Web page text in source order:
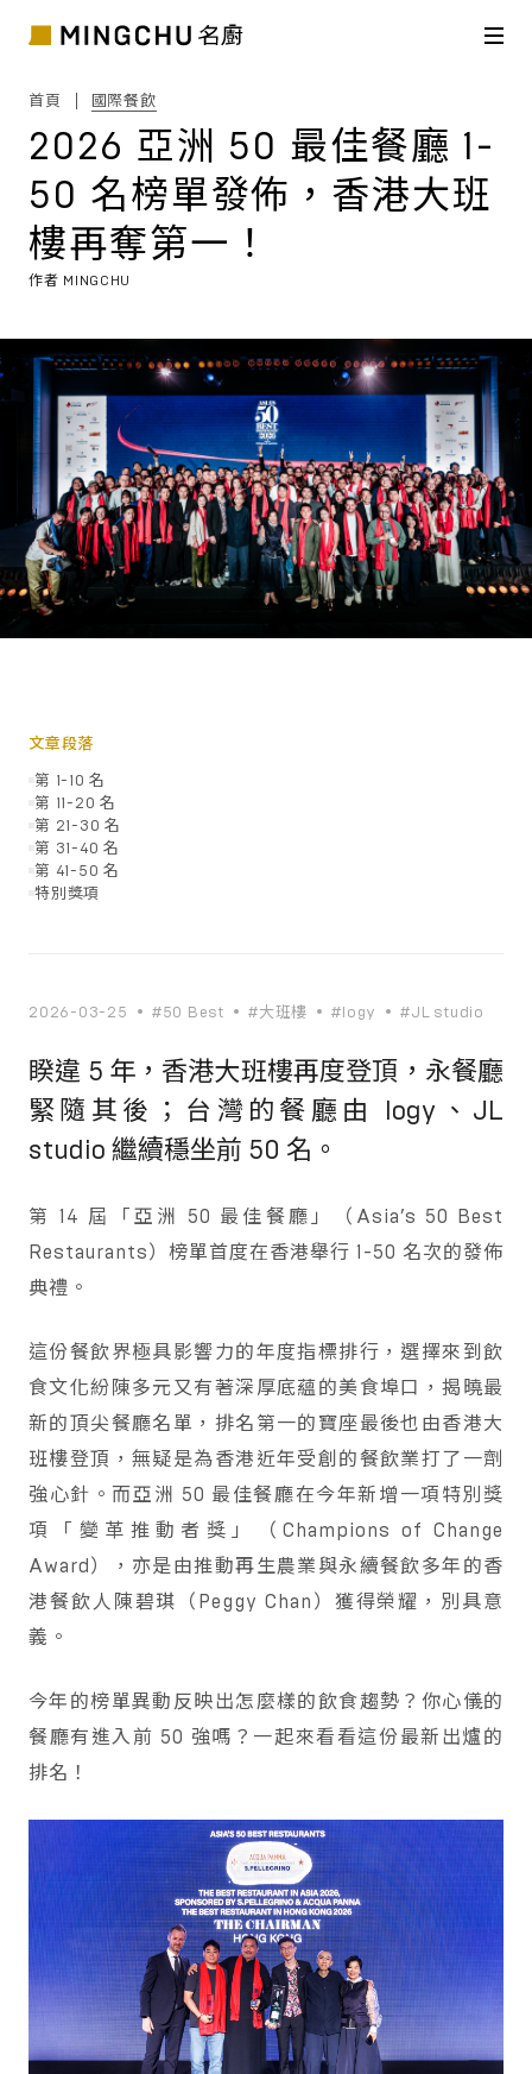
首頁 國際餐飲
2026 亞洲 50 最佳餐廳 1-
50 名榜單發佈，香港大班
樓再奪第一！
作者 MINGCHU
2026-03-25 #50 Best #大班樓 #logy #JL studio
睽違 5 年，香港大班樓再度登頂，永餐廳
緊隨其後；台灣的餐廳由 logy、JL
studio 繼續穩坐前 50 名。
第 14 屆「亞洲 50 最佳餐廳」（Asia’s 50 Best
Restaurants）榜單首度在香港舉行 1-50 名次的發佈
典禮。
這份餐飲界極具影響力的年度指標排行，選擇來到飲
食文化紛陳多元又有著深厚底蘊的美食埠口，揭曉最
新的頂尖餐廳名單，排名第一的寶座最後也由香港大
班樓登頂，無疑是為香港近年受創的餐飲業打了一劑
強心針。而亞洲 50 最佳餐廳在今年新增一項特別獎
項「變革推動者獎」（Champions of Change
Award），亦是由推動再生農業與永續餐飲多年的香
港餐飲人陳碧琪（Peggy Chan）獲得榮耀，別具意
義。
今年的榜單異動反映出怎麼樣的飲食趨勢？你心儀的
餐廳有進入前 50 強嗎？一起來看看這份最新出爐的
排名！
文章段落
第 1-10 名
第 11-20 名
第 21-30 名
第 31-40 名
第 41-50 名
特別獎項